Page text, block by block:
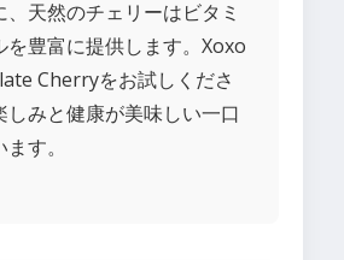
、天然のチェリーはビタミ
を豊富に提供します。Xoxo
Cherryをお試しくださ
しみと健康が美味しい一口
す。